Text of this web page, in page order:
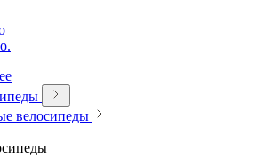
велосипеды